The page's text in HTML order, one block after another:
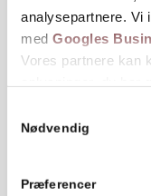
analysepartnere. Vi
med Googles
Vores partnere kan
Nødvendig
Præferencer
Brandkurser kan
førstehjælpskurser